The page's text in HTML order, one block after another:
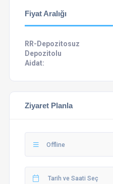
Fiyat Aralığı
RR-Depozitosuz
Depozitolu
Aidat:
Ziyaret Planla
Offline